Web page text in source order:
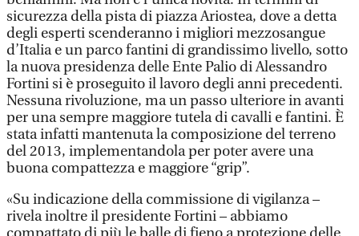
sicurezza della pista di piazza Ariostea, dove a detta
degli esperti scenderanno i migliori mezzosangue
d’Italia e un parco fantini di grandissimo livello, sotto
la nuova presidenza delle Ente Palio di Alessandro
Fortini si è proseguito il lavoro degli anni precedenti.
Nessuna rivoluzione, ma un passo ulteriore in avanti
per una sempre maggiore tutela di cavalli e fantini. È
stata infatti mantenuta la composizione del terreno
del 2013, implementandola per poter avere una
buona compattezza e maggiore “grip”.
«Su indicazione della commissione di vigilanza –
rivela inoltre il presidente Fortini – abbiamo